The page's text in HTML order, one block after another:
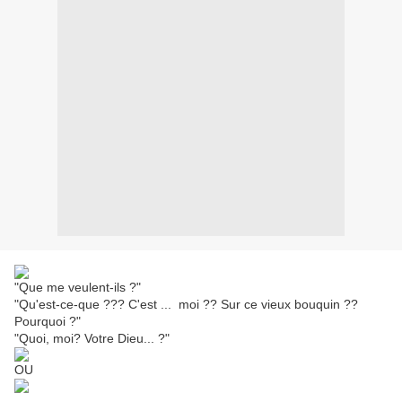
"Que me veulent-ils ?"
"Qu'est-ce-que ??? C'est ... moi ?? Sur ce vieux bouquin ??
Pourquoi ?"
"Quoi, moi? Votre Dieu... ?"
OU